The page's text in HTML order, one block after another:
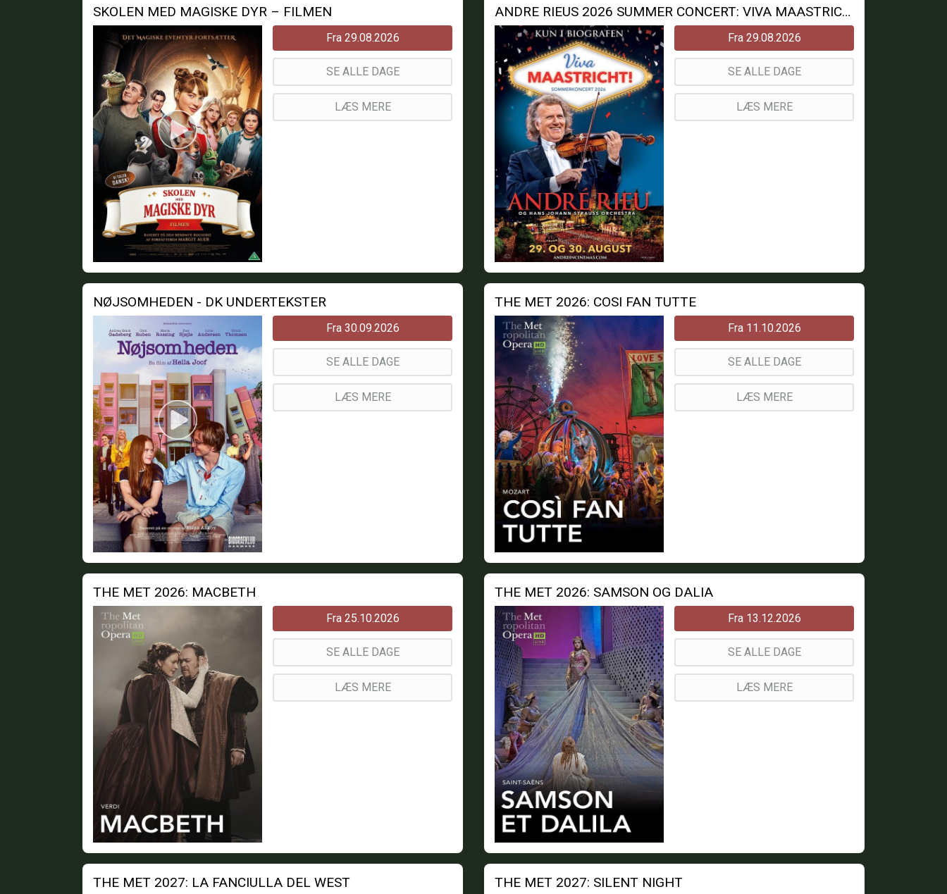
SKOLEN MED MAGISKE DYR – FILMEN
Fra 29.08.2026
SE ALLE DAGE
LÆS MERE
ANDRE RIEUS 2026 SUMMER CONCERT: VIVA MAASTRICHT!
Fra 29.08.2026
SE ALLE DAGE
LÆS MERE
NØJSOMHEDEN - DK UNDERTEKSTER
Fra 30.09.2026
SE ALLE DAGE
LÆS MERE
THE MET 2026: COSI FAN TUTTE
Fra 11.10.2026
SE ALLE DAGE
LÆS MERE
THE MET 2026: MACBETH
Fra 25.10.2026
SE ALLE DAGE
LÆS MERE
THE MET 2026: SAMSON OG DALIA
Fra 13.12.2026
SE ALLE DAGE
LÆS MERE
THE MET 2027: LA FANCIULLA DEL WEST THE MET 2027: SILENT NIGHT